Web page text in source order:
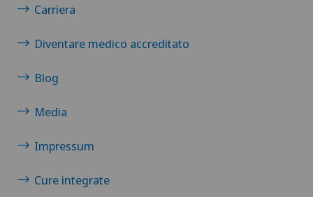
Carriera
Diventare medico accreditato
Blog
Media
Impressum
Cure integrate